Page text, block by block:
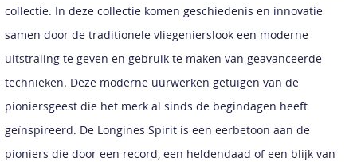
collectie. In deze collectie komen geschiedenis en innovatie
samen door de traditionele vliegenierslook een moderne
uitstraling te geven en gebruik te maken van geavanceerde
technieken. Deze moderne uurwerken getuigen van de
pioniersgeest die het merk al sinds de begindagen heeft
geïnspireerd. De Longines Spirit is een eerbetoon aan de
pioniers die door een record, een heldendaad of een blijk van